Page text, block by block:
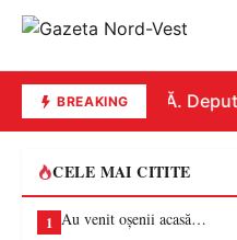
BREAKING
REPLICĂ.
CELE MAI CITITE
1 Au venit oșenii acasă…